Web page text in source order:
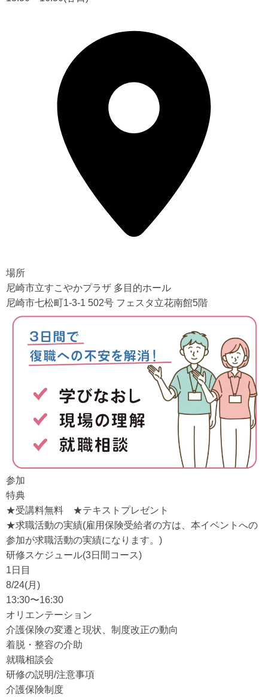
場所
尼崎市立すこやかプラザ 多目的ホール
尼崎市七松町1-3-1 502号 フェスタ立花南館5階
参加
特典
★受講料無料 ★テキストプレゼント
★求職活動の実績(雇用保険受給者の方は、本イベントへの
参加が求職活動の実績になります。)
研修スケジュール(3日間コース)
1日目
8/24(月)
13:30〜16:30
オリエンテーション
介護保険の変遷と現状、制度改正の動向
着脱・整容の介助
就職相談会
研修の説明/注意事項
介護保険制度